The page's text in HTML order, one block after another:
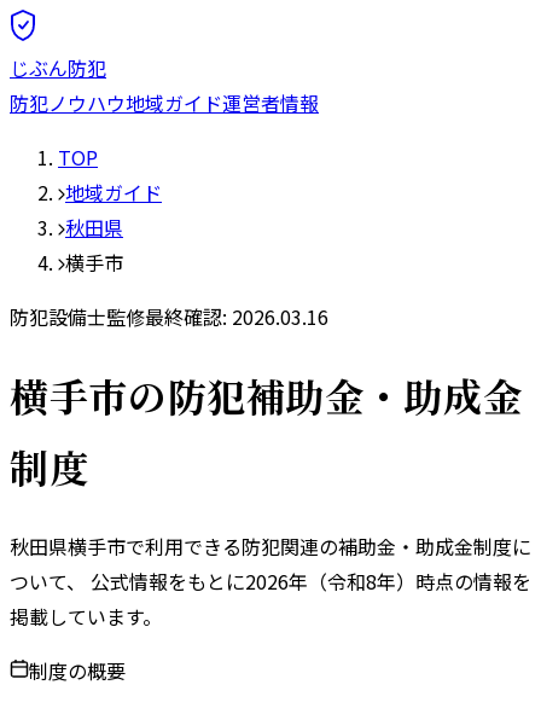
じぶん防犯
防犯ノウハウ地域ガイド運営者情報
TOP
地域ガイド
秋田県
横手市
防犯設備士監修最終確認: 2026.03.16
横手市の防犯補助金・助成金
制度
秋田県横手市で利用できる防犯関連の補助金・助成金制度に
ついて、 公式情報をもとに2026年（令和8年）時点の情報を
掲載しています。
制度の概要